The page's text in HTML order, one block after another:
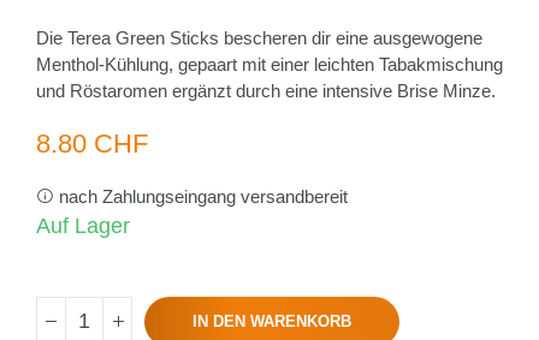
Die Terea Green Sticks bescheren dir eine ausgewogene
Menthol-Kühlung, gepaart mit einer leichten Tabakmischung
und Röstaromen ergänzt durch eine intensive Brise Minze.
8.80 CHF
nach Zahlungseingang versandbereit
Auf Lager
IN DEN WARENKORB